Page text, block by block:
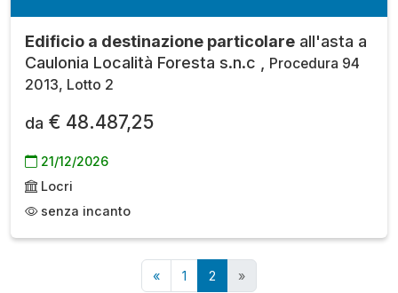
Edificio a destinazione particolare all'asta a
Caulonia Località Foresta s.n.c ,
Procedura 94
2013, Lotto 2
da € 48.487,25
21/12/2026
Locri
senza incanto
« 1 2 »